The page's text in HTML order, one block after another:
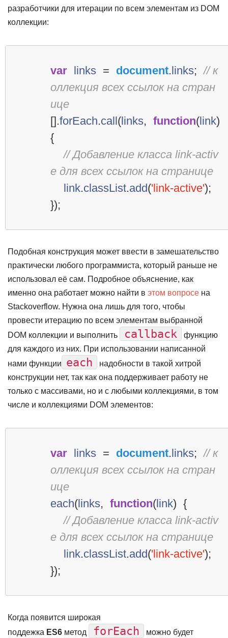
разработчики для итерации по всем элементам из DOM
коллекции:
var links = document. links; // к
оллекция всех ссылок на стран
ице
[].forEach.call ( links, function( link)
{
// Добавление класса link-activ
e для всех ссылок на странице
link.classList.add('link-active');
});
Подобная конструкция может ввести в замешательство
практически любого программиста, который раньше не
использовал её сам. Подробное объяснение, как
именно она работает можно найти в этом вопросе на
Stackoverflow. Нужна она лишь для того, чтобы
провести итерацию по всем элементам выбранной
DOM коллекции и выполнить
callback
функцию
для каждого из них. При использовании написанной
нами функции
each
надобности в такой хитрой
конструкции нет, так как она поддерживает работу не
только с массивами, но и с любыми коллекциями, в том
числе и коллекциями DOM элементов:
var links = document.links; // к
оллекция всех ссылок на стран
ице
each(links, function(link) {
// Добавление класса link-activ
e для всех ссылок на странице
link.classList.add('link-active');
});
Когда появится широкая
поддежка ES6 метод forEach
можно будет